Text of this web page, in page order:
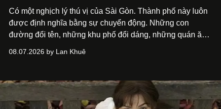
Có một nghịch lý thú vị của Sài Gòn. Thành phố này luôn
được định nghĩa bằng sự chuyển động. Những con
đường đổi tên, những khu phố đổi dáng, những quán ăn
nói về cái mới, về xu hướng tiếp theo, về những điều
08.07.2026 by Lan Khuê